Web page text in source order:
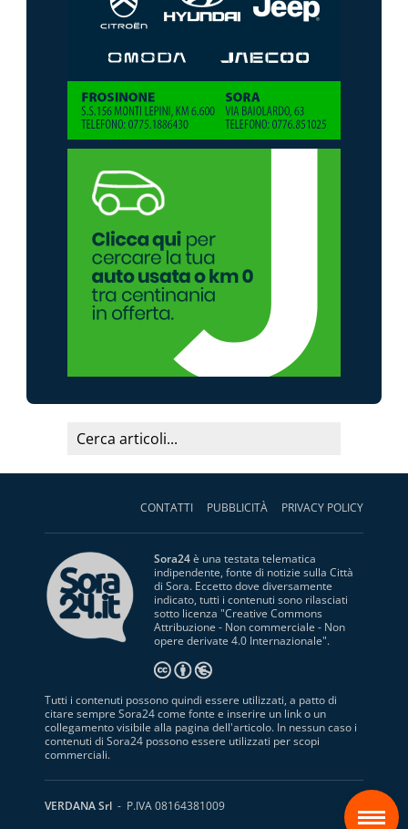
CONTATTI PUBBLICITÀ PRIVACY POLICY
Sora24è una testata telematica
indipendente, fonte di notizie sulla Città
di Sora. Eccetto dove diversamente
indicato, tutti i contenuti sono rilasciati
sotto licenza "Creative Commons
Attribuzione - Non commerciale - Non
opere derivate 4.0 Internazionale".
Tutti i contenuti possono quindi essere utilizzati, a patto di
citare sempre Sora24 come fonte e inserire un link o un
collegamento visibile alla pagina dell'articolo. In nessun caso i
contenuti di Sora24 possono essere utilizzati per scopi
commerciali.
VERDANA Srl - P.IVA 08164381009